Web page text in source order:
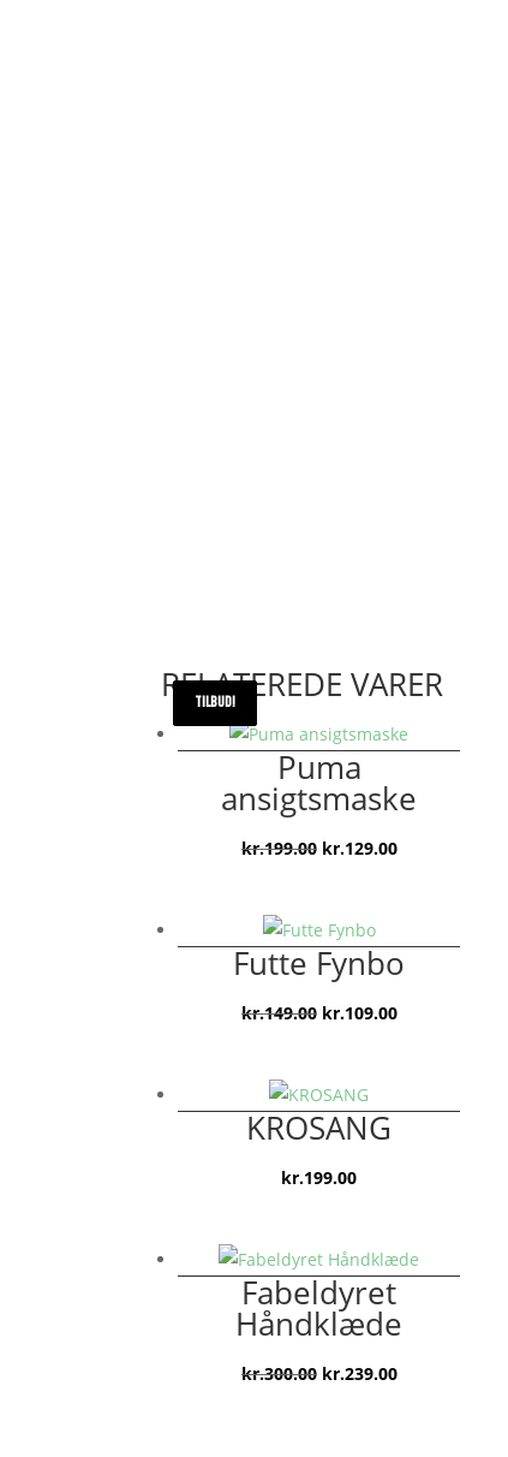
RELATEREDE VARER
TILBUD!
Puma
ansigtsmaske
kr.199.00 Den
var:
kr.199.00.
kr.129.00Den
er:
kr.129.00.
TILBUD!
Futte Fynbo
kr.149.00 Den
var:
kr.149.00.
kr.109.00Den
er:
KROSANG
kr.199.00
TILBUD!
Fabeldyret
Håndklæde
kr.300.00 Den
kr.239.00Den